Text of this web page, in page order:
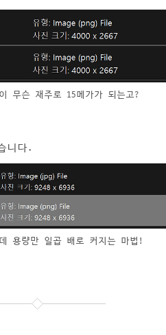
무슨 재주로 15메가가 되는고?
니다.
용량만 일곱 배로 커지는 마법!